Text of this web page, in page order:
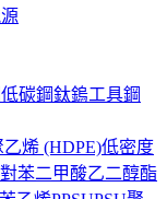
低碳鋼鈦鎢工具鋼
烯 (HDPE)低密度
苯二甲酸乙二醇酯